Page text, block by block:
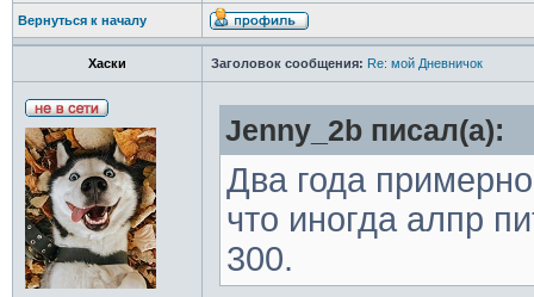
Вернуться к началу
Хаски Заголовок сообщения: Re: мой Дневничок
Jenny_2b писал(а):
Два года
что иногда алпр
300.